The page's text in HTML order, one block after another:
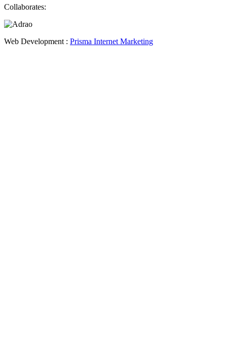
Collaborates:
Web Development : Prisma Internet Marketing